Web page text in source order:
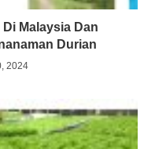
Malaysia Dan
Durian
2024